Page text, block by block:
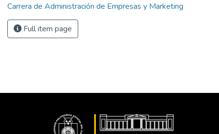
Carrera de Administración de Empresas y Marketing
Full item page